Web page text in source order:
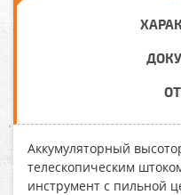
Аккумуляторный
телескопическим
инструмент с пильной